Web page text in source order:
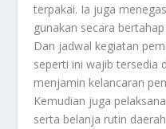
terpakai. Ia juga
gunakan secara
Dan jadwal kegiatan
seperti ini wajib tersedia
menjamin kelancaran
Kemudian juga
serta belanja rutin